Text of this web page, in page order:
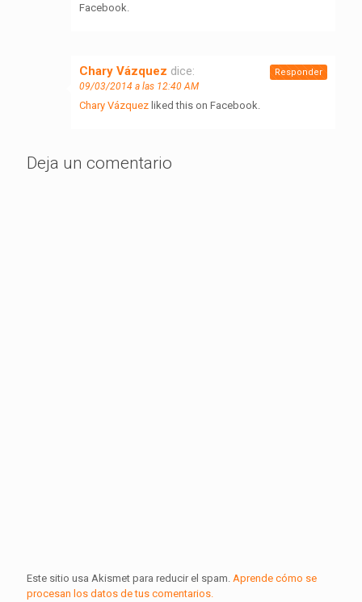
Facebook.
Chary Vázquez dice:
09/03/2014 a las 12:40 AM
Chary Vázquez liked this on Facebook.
Responder
Deja un comentario
Este sitio usa Akismet para reducir el spam. Aprende cómo se
procesan los datos de tus comentarios.